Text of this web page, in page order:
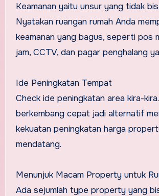
Keamanan yaitu unsur yang tidak
Nyatakan ruangan rumah Anda
keamanan yang bagus, seperti pos
jam, CCTV, dan pagar penghalang
Ide Peningkatan Tempat
Check ide peningkatan area kira-
berkembang cepat jadi alternatif
kekuatan peningkatan harga
mendatang.
Menunjuk Macam Property untuk
Ada sejumlah type property yang